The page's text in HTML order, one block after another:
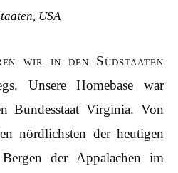
, USA
wir in den Südstaaten
Unsere Homebase war
Bundesstaat Virginia. Von
nördlichsten der heutigen
der Appalachen im